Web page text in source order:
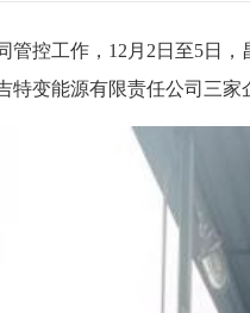
管控工作，12月2日至5日
特变能源有限责任公司三家